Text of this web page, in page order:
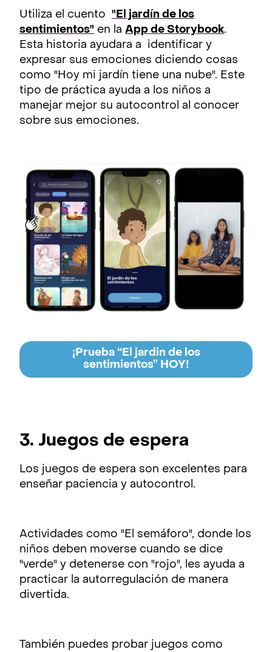
Utiliza el cuento "El jardín de los
sentimientos" en la App de Storybook.
Esta historia ayudara a identificar y
expresar sus emociones diciendo cosas
como "Hoy mi jardín tiene una nube". Este
tipo de práctica ayuda a los niños a
manejar mejor su autocontrol al conocer
sobre sus emociones.
¡Prueba “El jardin de los
sentimientos” HOY!
3. Juegos de espera
Los juegos de espera son excelentes para
enseñar paciencia y autocontrol.
Actividades como "El semáforo", donde los
niños deben moverse cuando se dice
"verde" y detenerse con "rojo", les ayuda a
practicar la autorregulación de manera
divertida.
También puedes probar juegos como